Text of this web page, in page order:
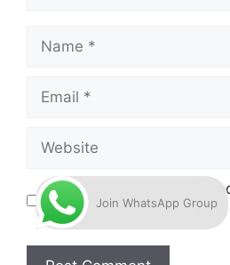
Name
Email
Website
Save my name, email,
browser for the next
Join WhatsApp Group